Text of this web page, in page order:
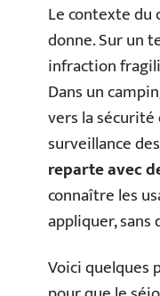
Le contexte du
donne. Sur un
infraction
Dans un
vers la
surveillance
reparte avec
connaître les
appliquer,
Voici quelques